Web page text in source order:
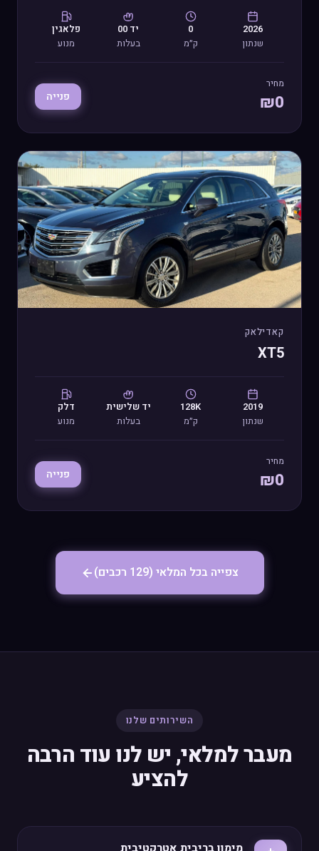
2026
שנתון
0
ק״מ
יד 00
בעלות
פלאגין
מנוע
מחיר
₪0 פנייה
קאדילאק
XT5
2019
שנתון
128K
ק״מ
ידשלישית
בעלות
דלק
מנוע
מחיר
₪0 פנייה
צפייה בכל המלאי (129 רכבים)
השירותים שלנו
מעבר למלאי, יש לנו עוד הרבה
להציע